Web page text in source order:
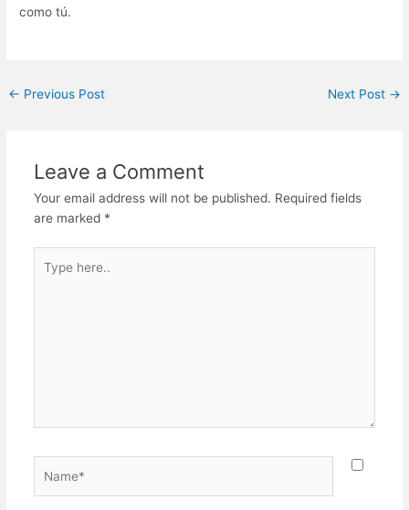
como tú.
← Previous Post Next Post →
Leave a Comment
Your email address will not be published. Required fields
are marked *
here..